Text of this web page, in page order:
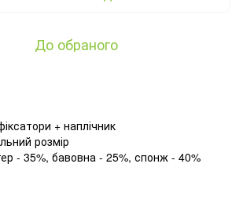
До обраного
+ наплічник
розмір
- 35%, бавовна - 25%, спонж - 40%